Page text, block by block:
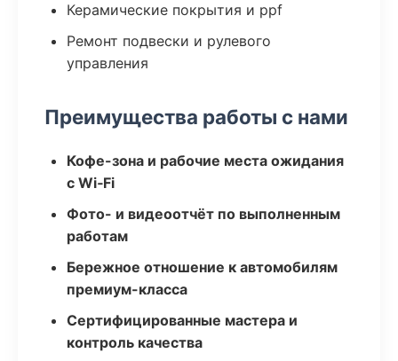
Керамические покрытия и ppf
Ремонт подвески и рулевого
управления
Преимущества работы с нами
Кофе-зона и рабочие места ожидания
с Wi‑Fi
Фото- и видеоотчёт по выполненным
работам
Бережное отношение к автомобилям
премиум-класса
Сертифицированные мастера и
контроль качества